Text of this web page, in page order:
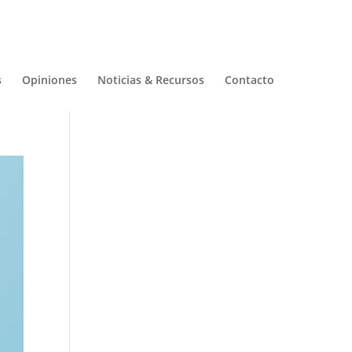
Opiniones Noticias & Recursos Contacto